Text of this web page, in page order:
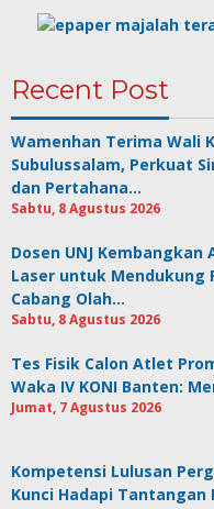
Recent Post
Wamenhan Terima Wali
Subulussalam, Perkuat
dan Pertahana…
Sabtu, 8 Agustus 2026
Dosen UNJ
Laser untuk Mendukung
Cabang Olah…
Sabtu, 8 Agustus 2026
Tes Fisik Calon Atlet
Waka IV KONI Banten:
Jumat, 7 Agustus 2026
Kompetensi Lulusan
Kunci Hadapi Tantangan